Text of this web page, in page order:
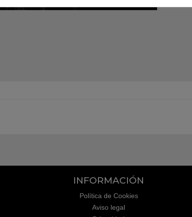
INFORMACIÓN
Política de Cookies
Aviso legal